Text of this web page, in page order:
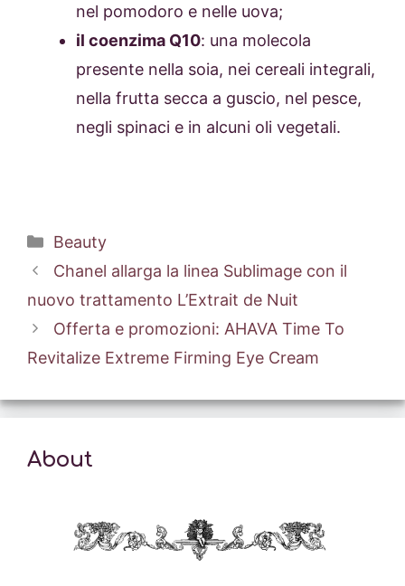
nel pomodoro e nelle uova;
il coenzima Q10: una molecola
presente nella soia, nei cereali integrali,
nella frutta secca a guscio, nel pesce,
negli spinaci e in alcuni oli vegetali.
Categorie
Beauty
Chanel allarga la linea Sublimage con il
nuovo trattamento L’Extrait de Nuit
Offerta e promozioni: AHAVA Time To
Revitalize Extreme Firming Eye Cream
About